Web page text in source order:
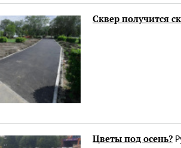
Сквер получится
Цветы под осень?